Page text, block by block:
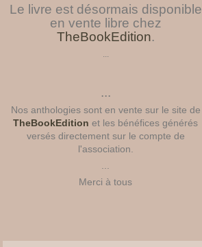
Le livre est désormais disponible
en vente libre chez
TheBookEdition.
...
...
Nos anthologies sont en vente sur le site de
TheBookEdition et les bénéfices générés
versés directement sur le compte de
l'association.
Merci à tous